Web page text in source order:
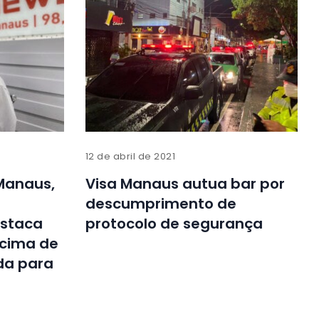
de
para
12 de abril de 2021
Visa Manaus autua bar por
descumprimento de
protocolo de segurança